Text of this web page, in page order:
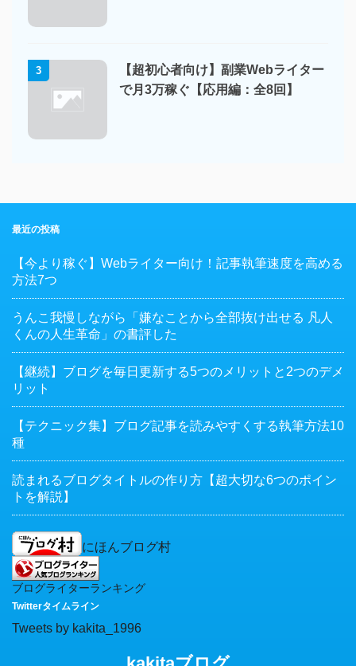
3
【超初心者向け】副業Webライター
で月3万稼ぐ【応用編：全8回】
最近の投稿
【今より稼ぐ】Webライター向け！記事執筆速度を高める
方法7つ
うんこ我慢しながら「嫌なことから全部抜け出せる 凡人
くんの人生革命」の書評した
【継続】ブログを毎日更新する5つのメリットと2つのデメ
リット
【テクニック集】ブログ記事を読みやすくする執筆方法10
種
読まれるブログタイトルの作り方【超大切な6つのポイン
トを解説】
にほんブログ村
ブログライターランキング
Twitterタイムライン
Tweets by kakita_1996